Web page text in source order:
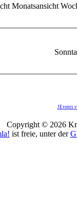
Monatsansicht
JEvents
Copyright © 2026
ist freie, unter der